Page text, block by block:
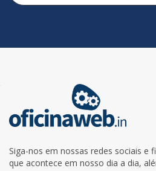
Siga-nos em nossas redes sociais e
que acontece em nosso dia a dia,